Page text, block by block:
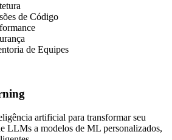
de Código
de Equipes
artificial para transformar seu
LLMs a modelos de ML personalizados,